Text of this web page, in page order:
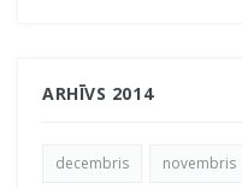
ARHĪVS 2014
decembris novembris